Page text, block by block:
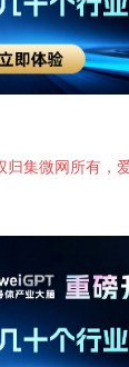
集微网所有，